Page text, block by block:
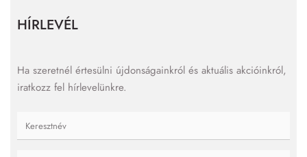
HÍRLEVÉL
Ha szeretnél értesülni újdonságainkról és aktuális akcióinkról,
iratkozz fel hírlevelünkre.